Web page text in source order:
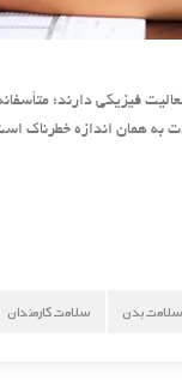
سوم مردان تنها 30 دقیقه در طول یک هفته
همان اندازه خطرناک است
سلامت بدن سلامت کارمندان